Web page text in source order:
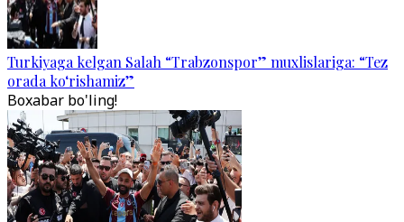
Turkiyaga kelgan Salah “Trabzonspor” muxlislariga: “Tez
orada ko‘rishamiz”
Boxabar bo'ling!